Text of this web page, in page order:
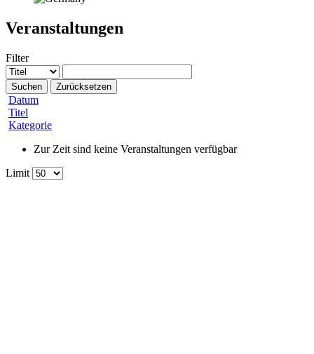
Veranstaltungen
Filter
Suchen Zurücksetzen
Datum
Titel
Kategorie
Zur Zeit sind keine Veranstaltungen verfügbar
Limit